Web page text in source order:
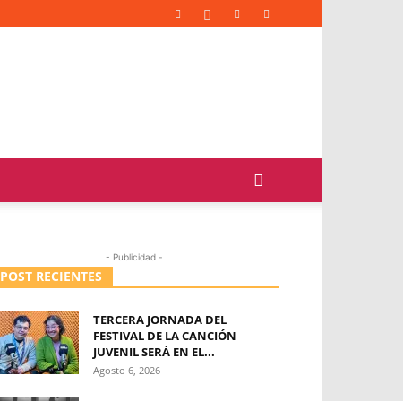
- Publicidad -
POST RECIENTES
TERCERA JORNADA DEL
FESTIVAL DE LA CANCIÓN
JUVENIL SERÁ EN EL...
Agosto 6, 2026